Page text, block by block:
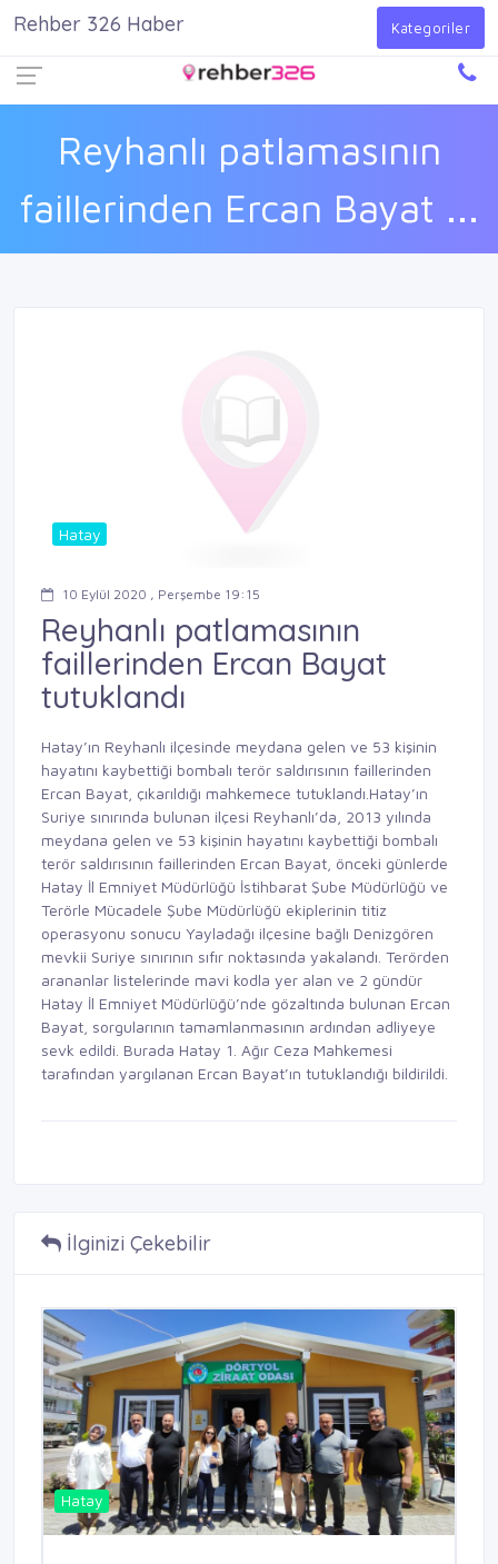
Giriş Yap
Reyhanlı patlamasının
faillerinden Ercan Bayat ...
Rehber 326 Haber Kategoriler
Hatay
10 Eylül 2020 , Perşembe 19:15
Reyhanlı patlamasının
faillerinden Ercan Bayat
tutuklandı
Hatay’ın Reyhanlı ilçesinde meydana gelen ve 53 kişinin
hayatını kaybettiği bombalı terör saldırısının faillerinden
Ercan Bayat, çıkarıldığı mahkemece tutuklandı.Hatay’ın
Suriye sınırında bulunan ilçesi Reyhanlı’da, 2013 yılında
meydana gelen ve 53 kişinin hayatını kaybettiği bombalı
terör saldırısının faillerinden Ercan Bayat, önceki günlerde
Hatay İl Emniyet Müdürlüğü İstihbarat Şube Müdürlüğü ve
Terörle Mücadele Şube Müdürlüğü ekiplerinin titiz
operasyonu sonucu Yayladağı ilçesine bağlı Denizgören
mevkii Suriye sınırının sıfır noktasında yakalandı. Terörden
arananlar listelerinde mavi kodla yer alan ve 2 gündür
Hatay İl Emniyet Müdürlüğü’nde gözaltında bulunan Ercan
Bayat, sorgularının tamamlanmasının ardından adliyeye
sevk edildi. Burada Hatay 1. Ağır Ceza Mahkemesi
tarafından yargılanan Ercan Bayat’ın tutuklandığı bildirildi.
İlginizi Çekebilir
Hatay